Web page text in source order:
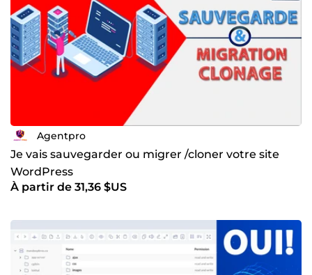
Agentpro
Je vais sauvegarder ou migrer /cloner votre site
WordPress
À partir de 31,36 $US